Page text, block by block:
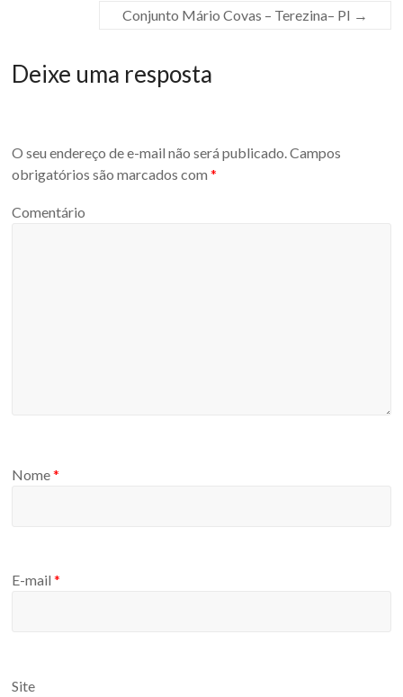
Conjunto Mário Covas – Terezina– PI →
Deixe uma resposta
O seu endereço de e-mail não será publicado.Campos
obrigatórios são marcados com*
Comentário
Nome*
E-mail*
Site